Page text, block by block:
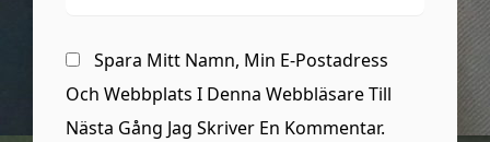
Spara Mitt Namn, Min E-Postadress
Och Webbplats I Denna Webbläsare Till
Nästa Gång Jag Skriver En Kommentar.